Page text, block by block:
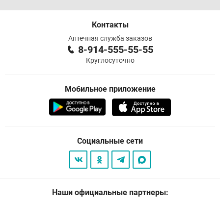
Контакты
Аптечная служба заказов
8-914-555-55-55
Круглосуточно
Мобильное приложение
Социальные сети
Наши официальные партнеры: